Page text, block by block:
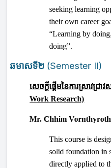
seeking learning
their own career
“Learning by
doing”.
ឆមាសទី២ (Semester II)
សេចក្ដីផ្ដើមនៃការស្រាវជ្រា
Work Research)
Mr. Chhim Vornthyroth
This course is
solid foundation in
directly applied to